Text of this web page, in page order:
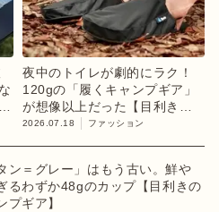
夜中のトイレが劇的にラク！
120gの「履くキャンプギア」
が想像以上だった【目利きの
キャンプギア】
2026.07.18 ファッション
ン＝グレー」はもう古い。鮮や
るわずか48gのカップ【目利きの
プギア】